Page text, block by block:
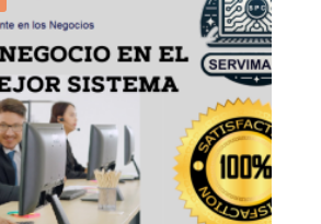
se
pueden
elegir
en
la
página
de
producto